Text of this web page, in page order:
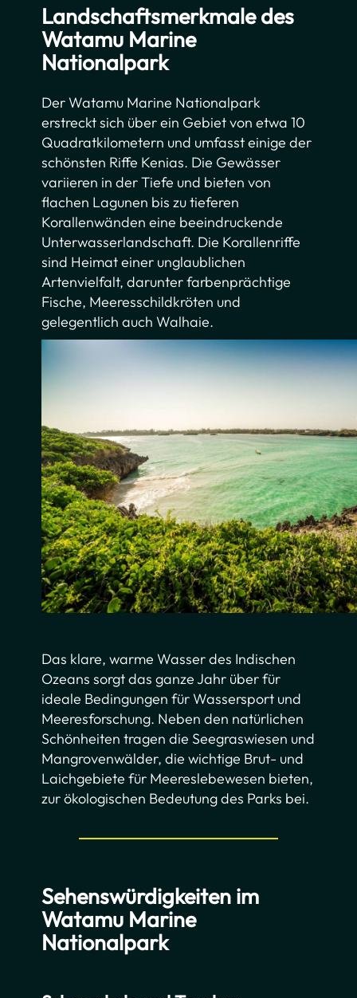
Landschaftsmerkmale des
Watamu Marine
Nationalpark
Der Watamu Marine Nationalpark
erstreckt sich über ein Gebiet von etwa 10
Quadratkilometern und umfasst einige der
schönsten Riffe Kenias. Die Gewässer
variieren in der Tiefe und bieten von
flachen Lagunen bis zu tieferen
Korallenwänden eine beeindruckende
Unterwasserlandschaft. Die Korallenriffe
sind Heimat einer unglaublichen
Artenvielfalt, darunter farbenprächtige
Fische, Meeresschildkröten und
gelegentlich auch Walhaie.
Das klare, warme Wasser des Indischen
Ozeans sorgt das ganze Jahr über für
ideale Bedingungen für Wassersport und
Meeresforschung. Neben den natürlichen
Schönheiten tragen die Seegraswiesen und
Mangrovenwälder, die wichtige Brut- und
Laichgebiete für Meereslebewesen bieten,
zur ökologischen Bedeutung des Parks bei.
Sehenswürdigkeiten im
Watamu Marine
Nationalpark